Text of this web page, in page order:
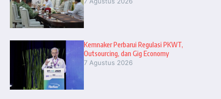
Kemnaker Perbarui Regulasi PKWT,
Outsourcing, dan Gig Economy
7 Agustus 2026